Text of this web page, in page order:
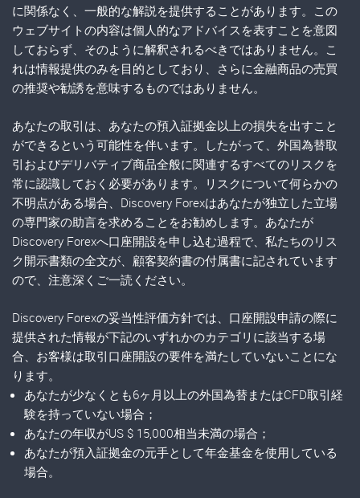
に関係なく、一般的な解説を提供することがあります。この
ウェブサイトの内容は個人的なアドバイスを表すことを意図
しておらず、そのように解釈されるべきではありません。こ
れは情報提供のみを目的としており、さらに金融商品の売買
の推奨や勧誘を意味するものではありません。
あなたの取引は、あなたの預入証拠金以上の損失を出すこと
ができるという可能性を伴います。したがって、外国為替取
引およびデリバティブ商品全般に関連するすべてのリスクを
常に認識しておく必要があります。リスクについて何らかの
不明点がある場合、Discovery Forexはあなたが独立した立場
の専門家の助言を求めることをお勧めします。あなたが
Discovery Forexへ口座開設を申し込む過程で、私たちのリス
ク開示書類の全文が、顧客契約書の付属書に記されています
ので、注意深くご一読ください。
Discovery Forexの妥当性評価方針では、口座開設申請の際に
提供された情報が下記のいずれかのカテゴリに該当する場
合、お客様は取引口座開設の要件を満たしていないことにな
ります。
あなたが少なくとも6ヶ月以上の外国為替またはCFD取引経
験を持っていない場合；
あなたの年収がUS $ 15,000相当未満の場合；
あなたが預入証拠金の元手として年金基金を使用している
場合。